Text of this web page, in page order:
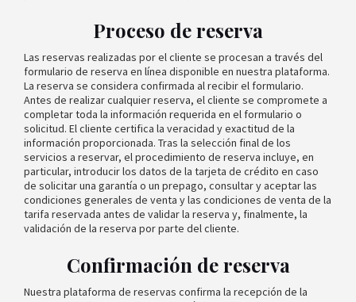
Proceso de reserva
Las reservas realizadas por el cliente se procesan a través del
formulario de reserva en línea disponible en nuestra plataforma.
La reserva se considera confirmada al recibir el formulario.
Antes de realizar cualquier reserva, el cliente se compromete a
completar toda la información requerida en el formulario o
solicitud. El cliente certifica la veracidad y exactitud de la
información proporcionada. Tras la selección final de los
servicios a reservar, el procedimiento de reserva incluye, en
particular, introducir los datos de la tarjeta de crédito en caso
de solicitar una garantía o un prepago, consultar y aceptar las
condiciones generales de venta y las condiciones de venta de la
tarifa reservada antes de validar la reserva y, finalmente, la
validación de la reserva por parte del cliente.
Confirmación de reserva
Nuestra plataforma de reservas confirma la recepción de la